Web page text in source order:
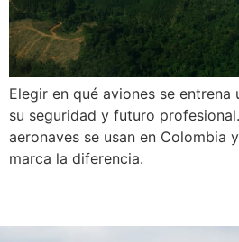
Elegir en qué aviones se
su seguridad y futuro
aeronaves se usan en Colombia
marca la diferencia.